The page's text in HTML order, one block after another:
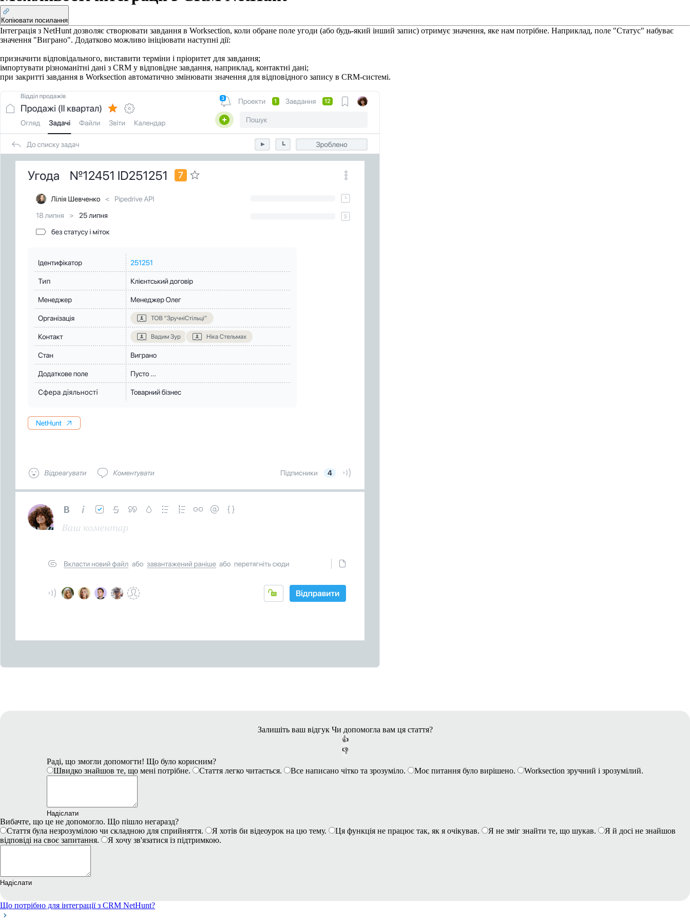
Копіювати посилання
Інтеграція з NetHunt дозволяє створювати завдання в Worksection, коли обране поле угоди (або будь-який інший запис) отримує значення, яке нам потрібне. Наприклад, поле "Статус" набуває
значення "Виграно". Додатково можливо ініціювати наступні дії:
призначити відповідального, виставити терміни і пріоритет для завдання;
імпортувати різноманітні дані з CRM у відповідне завдання, наприклад, контактні дані;
при закритті завдання в Worksection автоматично змінювати значення для відповідного запису в CRM-системі.
Залишіть ваш відгук Чи допомогла вам ця стаття?
👍
👎
Раді, що змогли допомогти! Що було корисним?
Швидко знайшов те, що мені потрібне.
Стаття легко читається. Все написано чітко та зрозуміло. Моє питання було вирішено. Worksection зручний і зрозумілий.
Надіслати
Вибачте, що це не допомогло. Що пішло негаразд?
Стаття була незрозумілою чи складною для сприйняття.
Я хотів би відеоурок на цю тему. Ця функція не працює так, як я очікував. Я не зміг знайти те, що шукав.
Я й досі не знайшов
відповіді на своє запитання.
Я хочу зв'язатися із підтримкою.
Надіслати
Що потрібно для інтеграції з CRM NetHunt?